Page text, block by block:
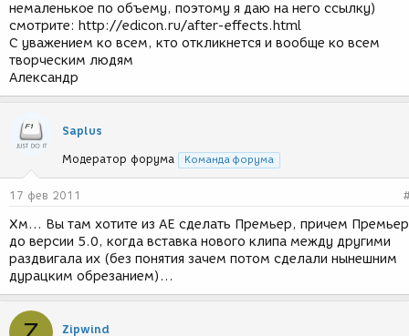
немаленькое по объему, поэтому я даю на него ссылку)
смотрите: http://edicon.ru/after-effects.html
С уважением ко всем, кто откликнется и вообще ко всем
творческим людям
Александр
Saplus
Модератор форума Команда форума
17 фев 2011
Хм... Вы там хотите из АЕ сделать Премьер, причем Премьер
до версии 5.0, когда вставка нового клипа между другими
раздвигала их (без понятия зачем потом сделали нынешним
дурацким обрезанием)...
Zipwind